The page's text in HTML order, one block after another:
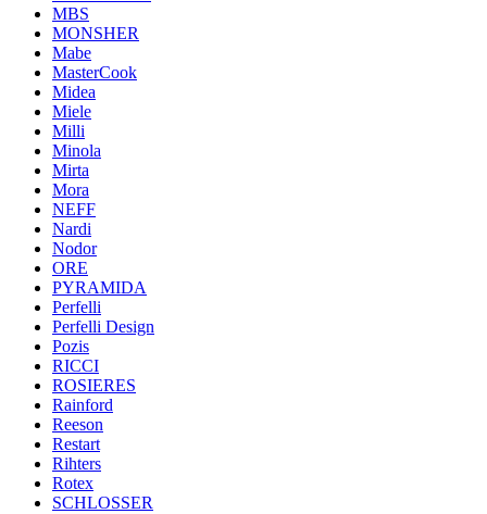
MBS
MONSHER
Mabe
MasterCook
Midea
Miele
Milli
Minola
Mirta
Mora
NEFF
Nardi
Nodor
ORE
PYRAMIDA
Perfelli
Perfelli Design
Pozis
RICCI
ROSIERES
Rainford
Reeson
Restart
Rihters
Rotex
SCHLOSSER